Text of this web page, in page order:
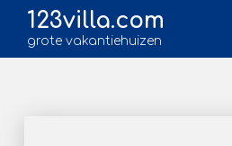
123villa.com
grote vakantiehuizen